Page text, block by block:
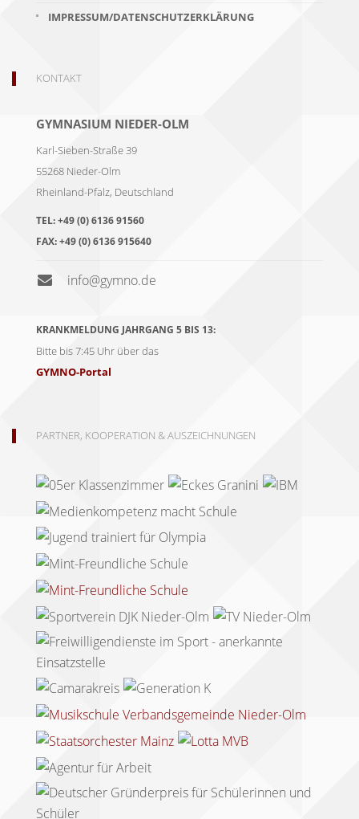
IMPRESSUM/DATENSCHUTZERKLÄRUNG
KONTAKT
GYMNASIUM NIEDER-OLM
Karl-Sieben-Straße 39
55268 Nieder-Olm
Rheinland-Pfalz, Deutschland
TEL:+49 (0) 6136 91560
FAX:+49 (0) 6136 915640
info@gymno.de
KRANKMELDUNG JAHRGANG 5 BIS 13:
Bitte bis 7:45 Uhr über das
GYMNO-Portal
PARTNER, KOOPERATION & AUSZEICHNUNGEN